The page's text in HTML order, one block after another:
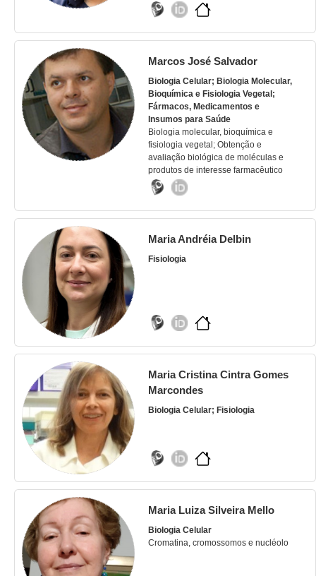
Marcos José Salvador
Biologia Celular; Biologia Molecular,
Bioquímica e Fisiologia Vegetal;
Fármacos, Medicamentos e
Insumos para Saúde
Biologia molecular, bioquímica e
fisiologia vegetal; Obtenção e
avaliação biológica de moléculas e
produtos de interesse farmacêutico
Maria Andréia Delbin
Fisiologia
Maria Cristina Cintra Gomes
Marcondes
Biologia Celular; Fisiologia
Maria Luiza Silveira Mello
Biologia Celular
Cromatina, cromossomos e nucléolo